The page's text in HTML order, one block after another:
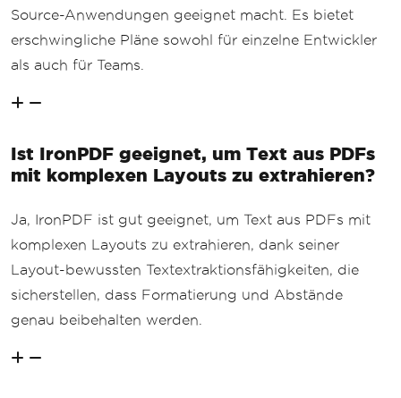
Source-Anwendungen geeignet macht. Es bietet
erschwingliche Pläne sowohl für einzelne Entwickler
als auch für Teams.
Ist IronPDF geeignet, um Text aus PDFs
mit komplexen Layouts zu extrahieren?
Ja, IronPDF ist gut geeignet, um Text aus PDFs mit
komplexen Layouts zu extrahieren, dank seiner
Layout-bewussten Textextraktionsfähigkeiten, die
sicherstellen, dass Formatierung und Abstände
genau beibehalten werden.